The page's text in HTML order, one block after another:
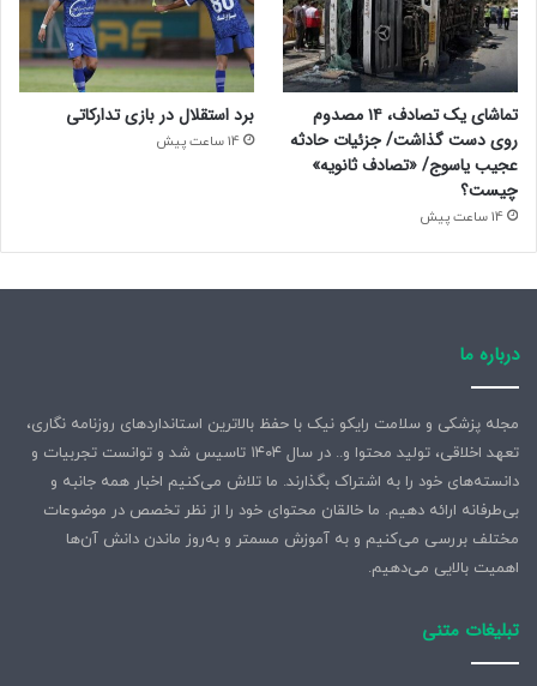
تماشای یک تصادف، ۱۴ مصدوم
روی دست گذاشت/ جزئیات حادثه
عجیب یاسوج/ «تصادف ثانویه»
چیست؟
14 ساعت پیش
برد استقلال در بازی تدارکاتی
14 ساعت پیش
درباره ما
مجله پزشکی و سلامت رایکو نیک با حفظ بالاترین استانداردهای روزنامه نگاری،
تعهد اخلاقی، تولید محتوا و.. در سال ۱۴۰۴ تاسیس شد و توانست تجربیات و
دانسته‌های خود را به اشتراک بگذارند. ما تلاش می‌کنیم اخبار همه جانبه و
بی‌طرفانه ارائه دهیم. ما خالقان محتوای خود را از نظر تخصص در موضوعات
مختلف بررسی می‌کنیم و به آموزش مسمتر و به‌روز ماندن دانش آن‌ها
اهمیت بالایی می‌دهیم.
تبلیغات متنی